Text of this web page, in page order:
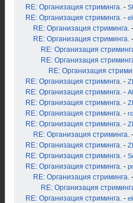
RE: Организация стриминга. -
RE: Организация стриминга. -
RE: Организация стриминга. -
RE: Организация стриминга. -
RE: Организация
RE: Организация
RE: Организация
RE: Организация стриминга. -
RE: Организация стриминга. -
RE: Организация стриминга. -
RE: Организация стриминга. -
RE: Организация стриминга. -
RE: Организация стриминга. -
RE: Организация стриминга. -
RE: Организация стриминга. -
RE: Организация стриминга. -
RE: Организация стриминга. -
RE: Организация
RE: Организация стриминга. -